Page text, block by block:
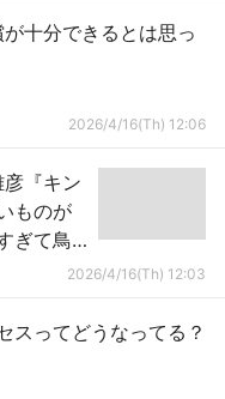
十分できるとは思っ
2026/4/16(Th) 12:06
彦『キン
ものが
ぎて鳥
2026/4/16(Th) 12:03
スってどうなってる？